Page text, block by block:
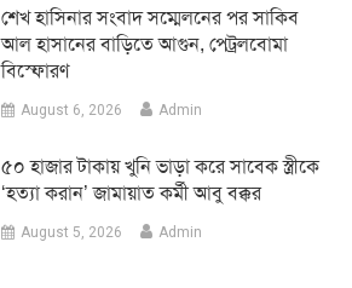
শেখ হাসিনার সংবাদ সম্মেলনের পর সাকিব
আল হাসানের বাড়িতে আগুন, পেট্রলবোমা
বিস্ফোরণ
August 6, 2026 Admin
৫০ হাজার টাকায় খুনি ভাড়া করে সাবেক স্ত্রীকে
‘হত্যা করান’ জামায়াত কর্মী আবু বক্কর
August 5, 2026 Admin